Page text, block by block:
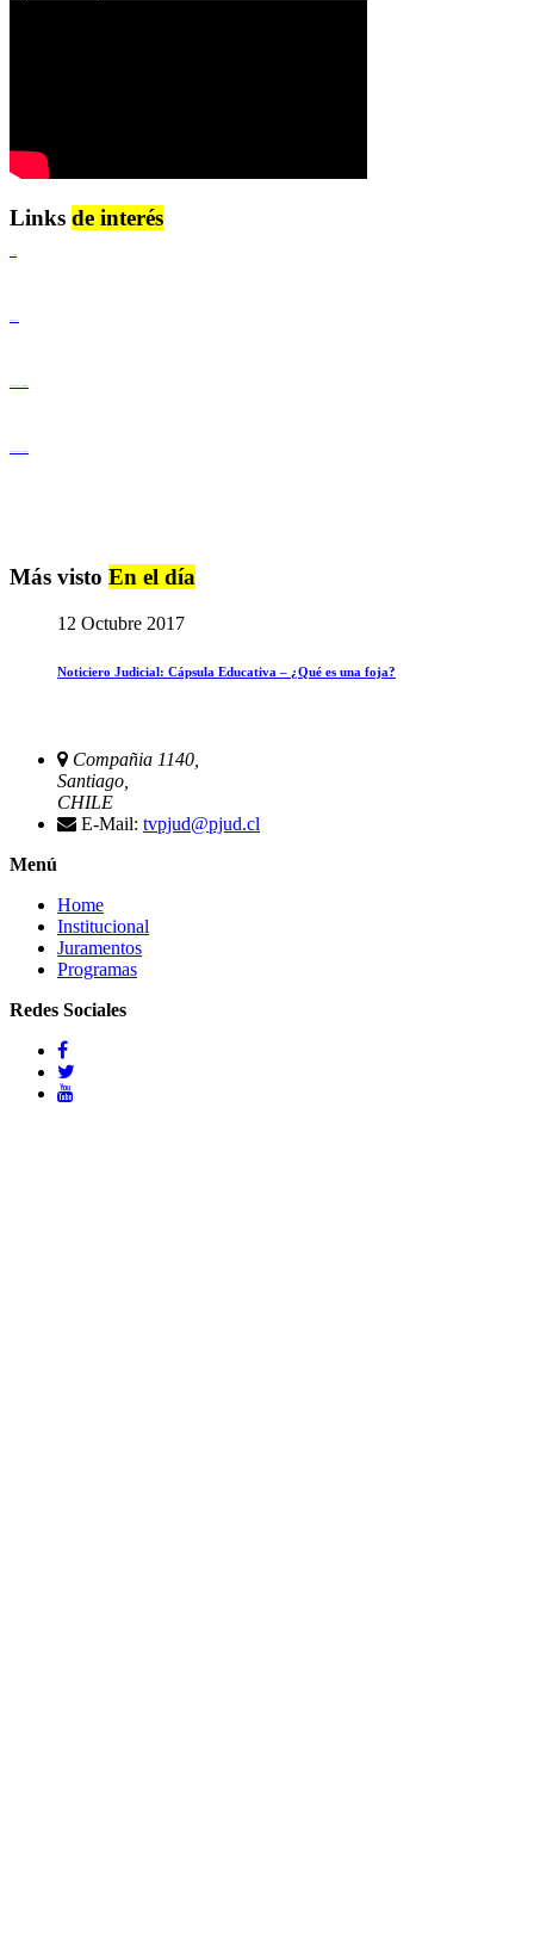
Links de interés
Más visto En el día
12 Octubre 2017
Noticiero Judicial: Cápsula Educativa – ¿Qué es una foja?
Compañia 1140,
Santiago,
CHILE
E-Mail: tvpjud@pjud.cl
Menú
Home
Institucional
Juramentos
Programas
Redes Sociales